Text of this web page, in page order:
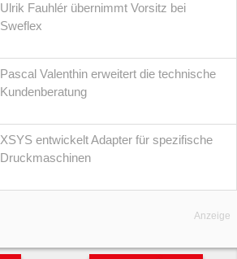
Ulrik Fauhlér übernimmt Vorsitz bei
Sweflex
Pascal Valenthin erweitert die technische
Kundenberatung
XSYS entwickelt Adapter für spezifische
Druckmaschinen
Anzeige